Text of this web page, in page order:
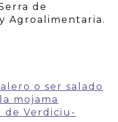
de
Agroalimentaria.
o ser salado
mojama
de Verdiciu-